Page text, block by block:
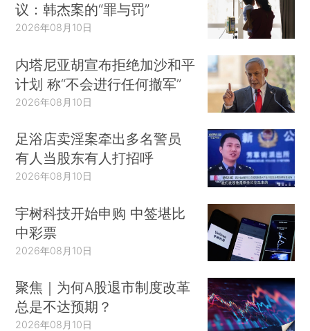
议：韩杰案的“罪与罚”
2026年08月10日
内塔尼亚胡宣布拒绝加沙和平
计划 称“不会进行任何撤军”
2026年08月10日
足浴店卖淫案牵出多名警员
有人当股东有人打招呼
2026年08月10日
宇树科技开始申购 中签堪比
中彩票
2026年08月10日
聚焦｜为何A股退市制度改革
总是不达预期？
2026年08月10日